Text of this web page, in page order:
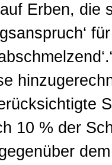
Erben, die
10 % der